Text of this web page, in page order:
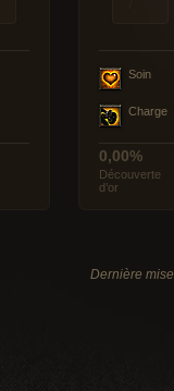
Soin
Charge
0,00%
Découverte
d’or
Dernière